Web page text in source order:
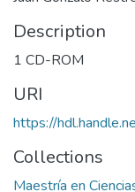
Description
1 CD-ROM
URI
https://
Collections
Maestría en